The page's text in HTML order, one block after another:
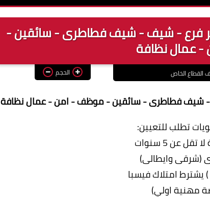
فرع - شيف - شيف فطاطرى - سائقين -
عمال نظافة
القطاع الخاص الحجم
- شيف فطاطرى - سائقين - موظف - امن - عمال نظافة
تطلب للتعيين: